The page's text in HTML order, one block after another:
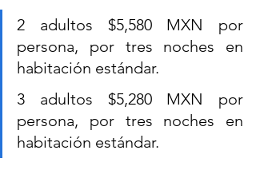
2 adultos $5,580 MXN por
persona, por tres noches en
habitación estándar.
3 adultos $5,280 MXN por
persona, por tres noches en
habitación estándar.